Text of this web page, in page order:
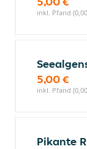
inkl. Pfand
5,00 €
inkl. Pfand
Pikante